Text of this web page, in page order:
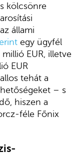
kölcsönre
állami
egy ügyfél
EUR, illetve
EUR
tehát a
– s
hiszen a
féle Főnix